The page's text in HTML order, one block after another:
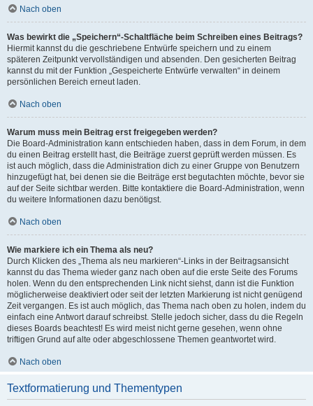
Nach oben
Was bewirkt die „Speichern“-Schaltfläche beim Schreiben eines Beitrags?
Hiermit kannst du die geschriebene Entwürfe speichern und zu einem
späteren Zeitpunkt vervollständigen und absenden. Den gesicherten Beitrag
kannst du mit der Funktion „Gespeicherte Entwürfe verwalten“ in deinem
persönlichen Bereich erneut laden.
Nach oben
Warum muss mein Beitrag erst freigegeben werden?
Die Board-Administration kann entschieden haben, dass in dem Forum, in dem
du einen Beitrag erstellt hast, die Beiträge zuerst geprüft werden müssen. Es
ist auch möglich, dass die Administration dich zu einer Gruppe von Benutzern
hinzugefügt hat, bei denen sie die Beiträge erst begutachten möchte, bevor sie
auf der Seite sichtbar werden. Bitte kontaktiere die Board-Administration, wenn
du weitere Informationen dazu benötigst.
Nach oben
Wie markiere ich ein Thema als neu?
Durch Klicken des „Thema als neu markieren“-Links in der Beitragsansicht
kannst du das Thema wieder ganz nach oben auf die erste Seite des Forums
holen. Wenn du den entsprechenden Link nicht siehst, dann ist die Funktion
möglicherweise deaktiviert oder seit der letzten Markierung ist nicht genügend
Zeit vergangen. Es ist auch möglich, das Thema nach oben zu holen, indem du
einfach eine Antwort darauf schreibst. Stelle jedoch sicher, dass du die Regeln
dieses Boards beachtest! Es wird meist nicht gerne gesehen, wenn ohne
triftigen Grund auf alte oder abgeschlossene Themen geantwortet wird.
Nach oben
Textformatierung und Thementypen